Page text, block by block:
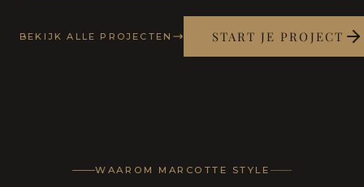
BEKIJK ALLE PROJECTEN START JE PROJECT
WAAROM MARCOTTE STYLE